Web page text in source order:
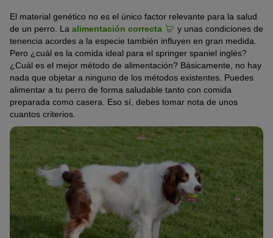
El material genético no es el único factor relevante para la salud
de un perro. La alimentación correcta
y unas condiciones de
tenencia acordes a la especie también influyen en gran medida.
Pero ¿cuál es la comida ideal para el springer spaniel inglés?
¿Cuál es el mejor método de alimentación? Básicamente, no hay
nada que objetar a ninguno de los métodos existentes. Puedes
alimentar a tu perro de forma saludable tanto con comida
preparada como casera. Eso sí, debes tomar nota de unos
cuantos criterios.